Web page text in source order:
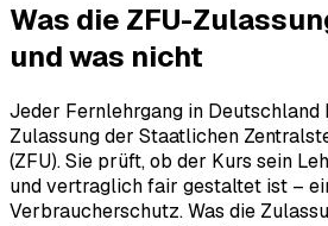
Was die ZFU-
und was nicht
Jeder Fernlehrgang in Deutschland
Zulassung der Staatlichen
(ZFU). Sie prüft, ob der Kurs sein
und vertraglich fair gestaltet ist –
Verbraucherschutz. Was die